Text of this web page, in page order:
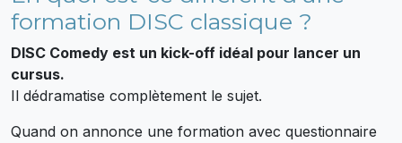
formation DISC classique ?
DISC Comedy est un kick-off idéal pour lancer un
cursus.
Il dédramatise complètement le sujet.
Quand on annonce une formation avec questionnaire